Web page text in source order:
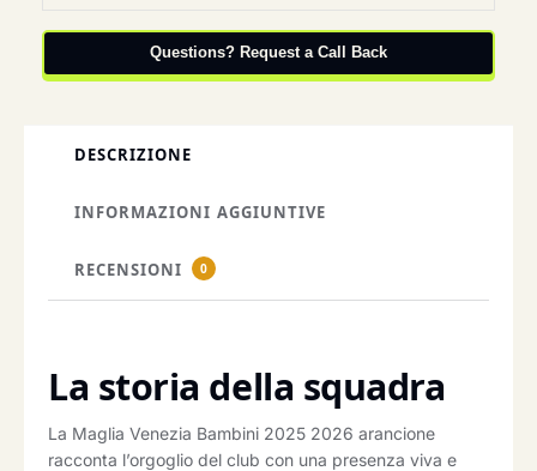
Questions? Request a Call Back
DESCRIZIONE
INFORMAZIONI AGGIUNTIVE
RECENSIONI 0
La storia della squadra
La Maglia Venezia Bambini 2025 2026 arancione
racconta l’orgoglio del club con una presenza viva e